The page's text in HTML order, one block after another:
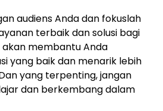
audiens Anda dan fokuslah
terbaik dan solusi bagi
membantu Anda
yang baik dan menarik lebih
yang terpenting, jangan
dan berkembang dalam